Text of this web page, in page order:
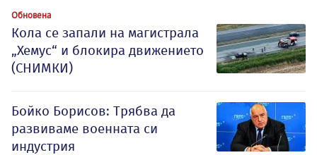
Обновена
Кола се запали на магистрала
„Хемус“ и блокира движението
(СНИМКИ)
Бойко Борисов: Трябва да
развиваме военната си
индустрия